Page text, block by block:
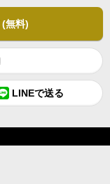
(無料)
LINEで送る